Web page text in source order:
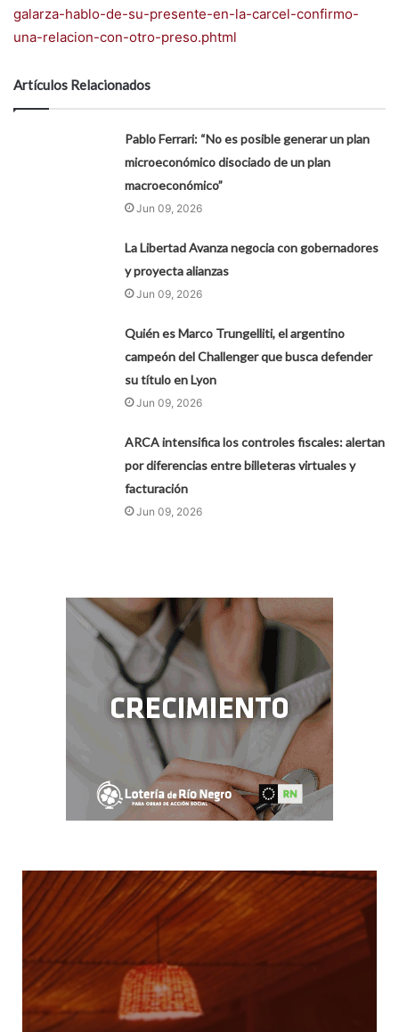
galarza-hablo-de-su-presente-en-la-carcel-confirmo-
una-relacion-con-otro-preso.phtml
Artículos Relacionados
Pablo Ferrari: “No es posible generar un plan
microeconómico disociado de un plan
macroeconómico”
Jun 09, 2026
La Libertad Avanza negocia con gobernadores
y proyecta alianzas
Jun 09, 2026
Quién es Marco Trungelliti, el argentino
campeón del Challenger que busca defender
su título en Lyon
Jun 09, 2026
ARCA intensifica los controles fiscales: alertan
por diferencias entre billeteras virtuales y
facturación
Jun 09, 2026